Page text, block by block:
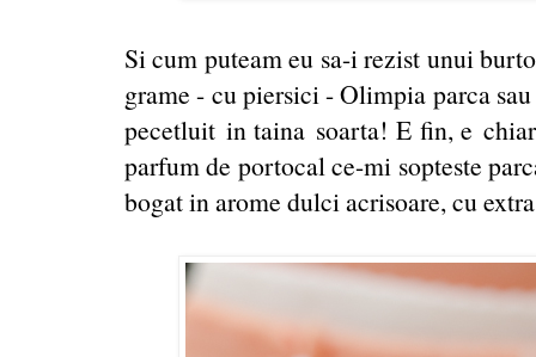
Si cum puteam eu sa-i rezist unui
grame - cu piersici - Olimpia parca
pecetluit in taina soarta! E fin, e
parfum de portocal ce-mi sopteste
bogat in arome dulci acrisoare, cu